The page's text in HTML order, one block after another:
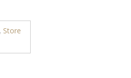
, Store